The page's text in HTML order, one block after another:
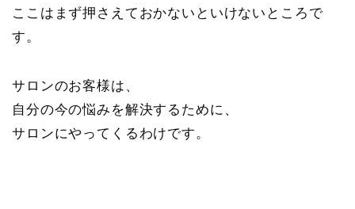
ここはまず押さえておかないといけないところで
す。
サロンのお客様は、
自分の今の悩みを解決するために、
サロンにやってくるわけです。